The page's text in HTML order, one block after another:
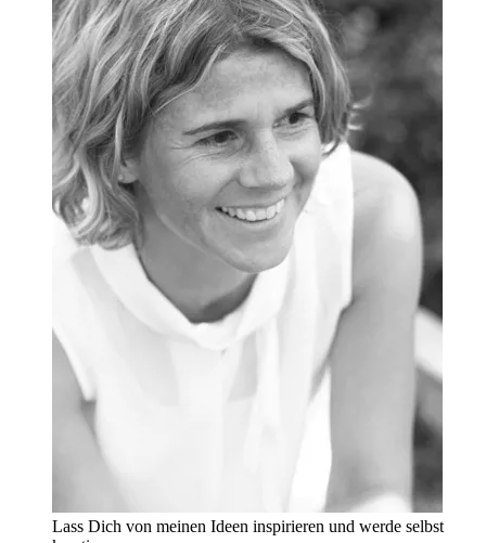
Lass Dich von meinen Ideen inspirieren und werde selbst